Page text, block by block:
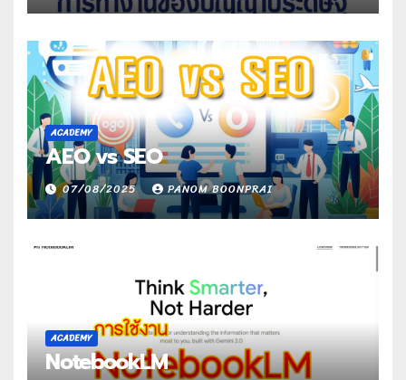
ACADEMY
AEO vs SEO
07/08/2025 PANOM BOONPRAI
ACADEMY
NotebookLM